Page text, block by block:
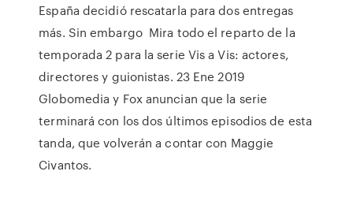
España decidió rescatarla para dos entregas
más. Sin embargo Mira todo el reparto de la
temporada 2 para la serie Vis a Vis: actores,
directores y guionistas. 23 Ene 2019
Globomedia y Fox anuncian que la serie
terminará con los dos últimos episodios de esta
tanda, que volverán a contar con Maggie
Civantos.